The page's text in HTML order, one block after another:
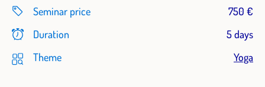
Seminar price
750 €
Duration
5 days
Theme
Yoga